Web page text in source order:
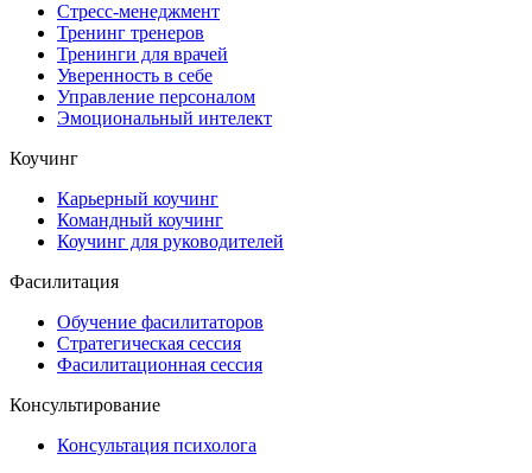
Стресс-менеджмент
Тренинг тренеров
Тренинги для врачей
Уверенность в себе
Управление персоналом
Эмоциональный интелект
Коучинг
Карьерный коучинг
Командный коучинг
Коучинг для руководителей
Фасилитация
Обучение фасилитаторов
Стратегическая сессия
Фасилитационная сессия
Консультирование
Консультация психолога